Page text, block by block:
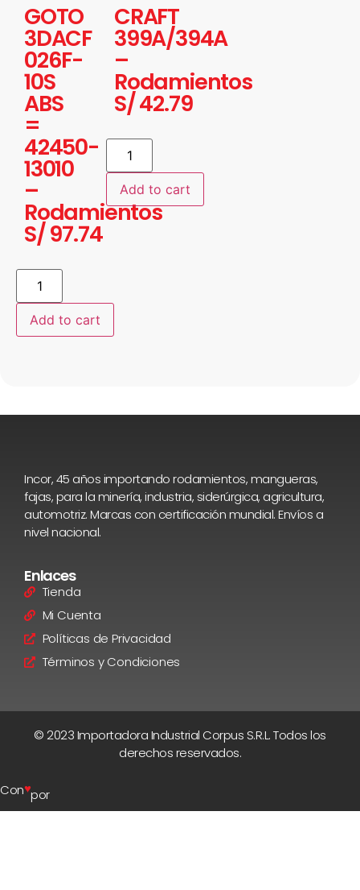
GOTO
3DACF
026F-
10S
ABS
=
42450-
13010
–
Rodamientos
S/97.74
Add to cart
CRAFT
399A/394A
–
Rodamientos
S/42.79
Add to cart
Incor, 45 años importando rodamientos, mangueras,
fajas, para la minería, industria, siderúrgica, agricultura,
automotriz. Marcas con certificación mundial. Envíos a
nivel nacional.
Enlaces
Tienda
Mi Cuenta
Políticas de Privacidad
Términos y Condiciones
© 2023 Importadora Industrial Corpus S.R.L. Todos los
derechos reservados.
Con♥por